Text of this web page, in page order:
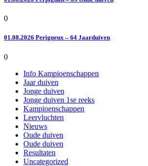
0
01.08.2026 Perigueux – 64 Jaarduiven
0
Info Kampioenschappen
Jaar duiven
Jonge duiven
Jonge duiven 1se reeks
Kampioenschappen
Leervluchten
Nieuws
Oude duiven
Oude duiven
Resultaten
Uncategorized